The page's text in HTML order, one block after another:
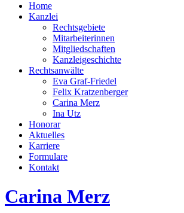
Home
Kanzlei
Rechtsgebiete
Mitarbeiterinnen
Mitgliedschaften
Kanzleigeschichte
Rechtsanwälte
Eva Graf-Friedel
Felix Kratzenberger
Carina Merz
Ina Utz
Honorar
Aktuelles
Karriere
Formulare
Kontakt
Carina Merz